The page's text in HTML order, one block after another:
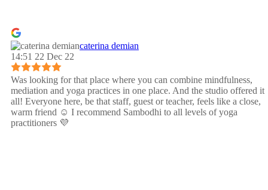
caterina demian
14:51 22 Dec 22
Was looking for that place where you can combine mindfulness,
mediation and yoga practices in one place. And the studio offered it
all! Everyone here, be that staff, guest or teacher, feels like a close,
warm friend ☺️ I recommend Sambodhi to all levels of yoga
practitioners 💜